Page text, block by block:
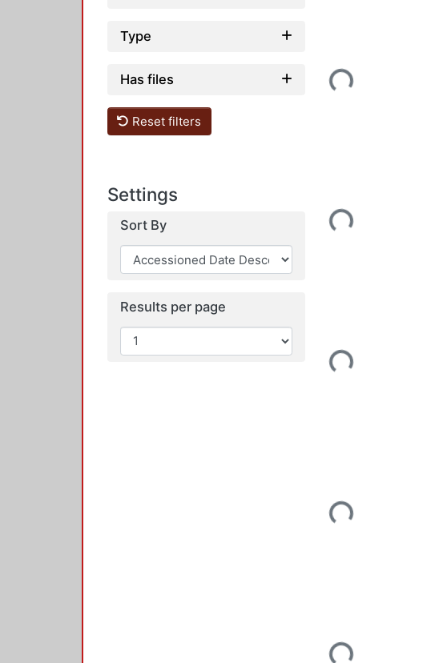
Type
Has files
Reset filters
Settings
Sort By
Results per page
Loading...
Loading...
Loading...
Loading...
Loading...